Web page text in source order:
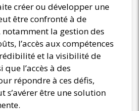
créer ou développer une
être confronté à de
la gestion des
l’accès aux compétences
et la visibilité de
que l’accès à des
répondre à ces défis,
s’avérer être une solution